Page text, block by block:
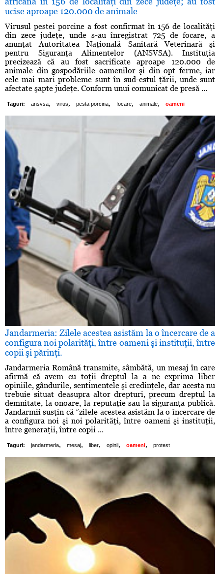
ucise aproape 120.000 de animale
Virusul pestei porcine a fost confirmat în 156 de localităţi
din zece judeţe, unde s-au înregistrat 725 de focare, a
anunţat Autoritatea Naţională Sanitară Veterinară şi
pentru Siguranţa Alimentelor (ANSVSA). Instituţia
precizează că au fost sacrificate aproape 120.000 de
animale din gospodăriile oamenilor şi din opt ferme, iar
cele mai mari probleme sunt în sud-estul ţării, unde sunt
afectate şapte judeţe. Conform unui comunicat de presă ...
Taguri: ansvsa, virus, pesta porcina, focare, animale, oameni
Jandarmeria: Zilele acestea asistăm la o încercare de a
configura noi polarităţi, între oameni şi instituţii, între
copii şi părinţi.
Jandarmeria Română transmite, sâmbătă, un mesaj în care
afirmă că avem cu toţii dreptul la a ne exprima liber
opiniile, gândurile, sentimentele şi credinţele, dar acesta nu
trebuie situat deasupra altor drepturi, precum dreptul la
demnitate, la onoare, la reputaţie sau la siguranţa publică.
Jandarmii susţin că ”zilele acestea asistăm la o încercare de
a configura noi şi noi polarităţi, între oameni şi instituţii,
între generaţii, între copii ...
Taguri: jandarmeria, mesaj, liber, opinii, oameni, protest